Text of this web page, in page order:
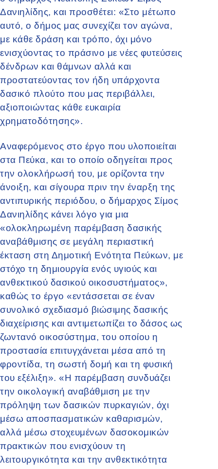
Δανιηλίδης, και προσθέτει: «Στο μέτωπο
αυτό, ο δήμος μας συνεχίζει τον αγώνα,
με κάθε δράση και τρόπο, όχι μόνο
ενισχύοντας το πράσινο με νέες φυτεύσεις
δένδρων και θάμνων αλλά και
προστατεύοντας τον ήδη υπάρχοντα
δασικό πλούτο που μας περιβάλλει,
αξιοποιώντας κάθε ευκαιρία
χρηματοδότησης».
Αναφερόμενος στο έργο που υλοποιείται
στα Πεύκα, και το οποίο οδηγείται προς
την ολοκλήρωσή του, με ορίζοντα την
άνοιξη, και σίγουρα πριν την έναρξη της
αντιπυρικής περιόδου, ο δήμαρχος Σίμος
Δανιηλίδης κάνει λόγο για μια
«ολοκληρωμένη παρέμβαση δασικής
αναβάθμισης σε μεγάλη περιαστική
έκταση στη Δημοτική Ενότητα Πεύκων, με
στόχο τη δημιουργία ενός υγιούς και
ανθεκτικού δασικού οικοσυστήματος»,
καθώς το έργο «εντάσσεται σε έναν
συνολικό σχεδιασμό βιώσιμης δασικής
διαχείρισης και αντιμετωπίζει το δάσος ως
ζωντανό οικοσύστημα, του οποίου η
προστασία επιτυγχάνεται μέσα από τη
φροντίδα, τη σωστή δομή και τη φυσική
του εξέλιξη». «Η παρέμβαση συνδυάζει
την οικολογική αναβάθμιση με την
πρόληψη των δασικών πυρκαγιών, όχι
μέσω αποσπασματικών καθαρισμών,
αλλά μέσω στοχευμένων δασοκομικών
πρακτικών που ενισχύουν τη
λειτουργικότητα και την ανθεκτικότητα